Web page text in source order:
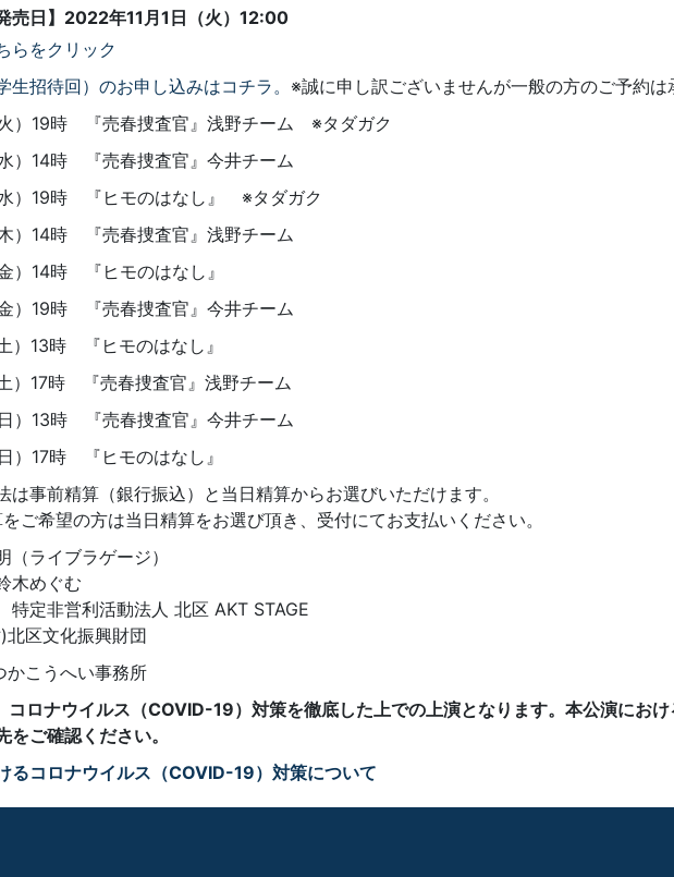
売日】2022年11月1日（火）12:00
らをクリック
生招待回）のお申し込みはコチラ。 ※誠に申し訳ございませんが一般の方のご予約は
）19時 『売春捜査官』浅野チーム ※タダガク
）14時 『売春捜査官』今井チーム
）19時 『ヒモのはなし』 ※タダガク
）14時 『売春捜査官』浅野チーム
）14時 『ヒモのはなし』
）19時 『売春捜査官』今井チーム
）13時 『ヒモのはなし』
）17時 『売春捜査官』浅野チーム
）13時 『売春捜査官』今井チーム
）17時 『ヒモのはなし』
は事前精算（銀行振込）と当日精算からお選びいただけます。
ご希望の方は当日精算をお選び頂き、受付にてお支払いください。
ライブラゲージ）
木めぐむ
定非営利活動法人 北区 AKT STAGE
区文化振興財団
こうへい事務所
ロナウイルス（COVID-19）対策を徹底した上での上演となります。本公演におけ
をご確認ください。
るコロナウイルス（COVID-19）対策について